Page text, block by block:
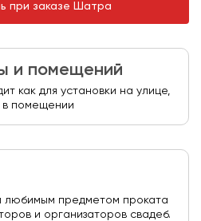
при заказе Шатра
и помещений
как для установки на улице,
в помещении
любимым предметом проката
и организаторов свадеб.